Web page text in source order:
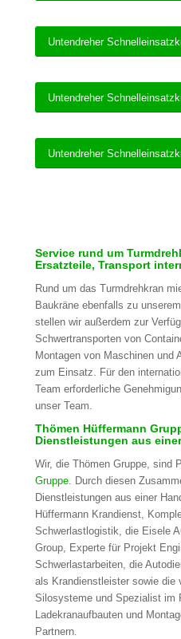
Untendreher
Untendreher
Untendreher
Service rund um
Ersatzteile, Transport
Rund um das Turmdrehkran
Baukräne ebenfalls zu
stellen wir außerdem zur
Schwertransporten von
Montagen von Maschinen und
zum Einsatz. Für den
Team erforderliche
unser Team.
Thömen Hüffermann
Dienstleistungen aus
Wir, die Thömen Gruppe, sind
Gruppe. Durch diesen
Dienstleistungen aus einer
Hüffermann Krandienst,
Schwerlastlogistik, die Eisele
Group, Experte für Projekt
Schwerlastarbeiten, die
als Krandienstleister sowie die
Silosysteme und Spezialist im
Ladekranaufbauten und
Partnern.